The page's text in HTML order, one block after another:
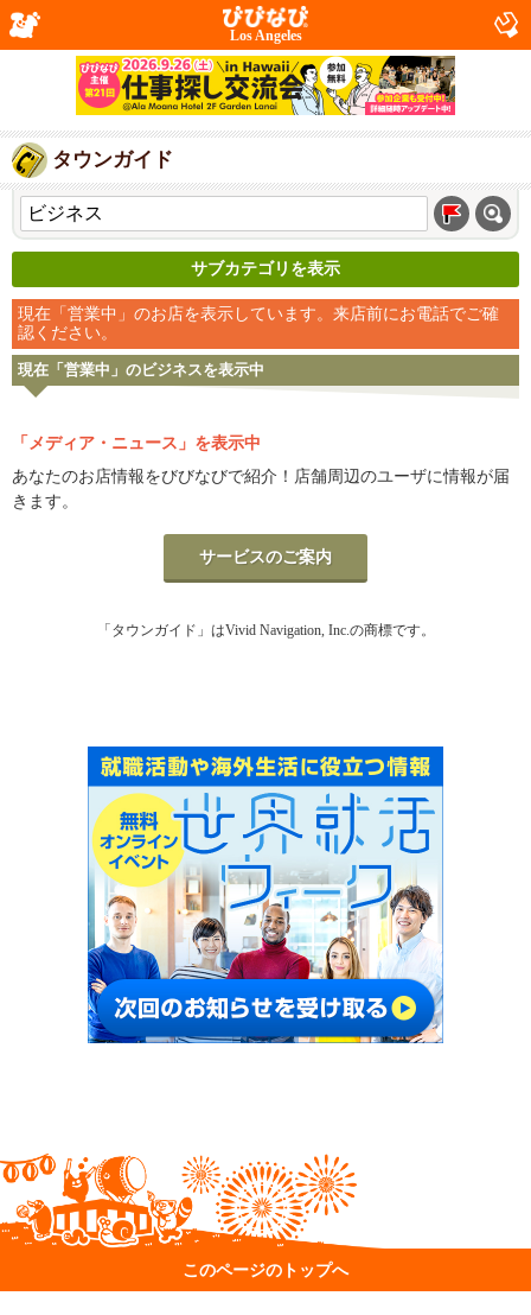
Los Angeles
タウンガイド
サブカテゴリを表示
現在「営業中」のお店を表示しています。来店前にお電話でご確
認ください。
現在「営業中」のビジネスを表示中
「メディア・ニュース」を表示中
あなたのお店情報をびびなびで紹介！店舗周辺のユーザに情報が届
きます。
サービスのご案内
「タウンガイド」はVivid Navigation, Inc.の商標です。
このページのトップへ